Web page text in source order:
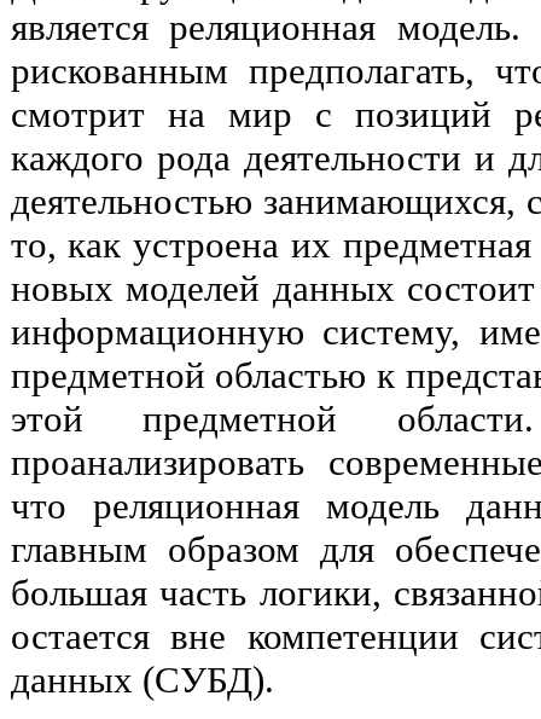
является реляционная
рискованным предполагать,
смотрит на мир с позиций
каждого рода деятельности и
деятельностью занимающихся,
то, как устроена их
новых моделей данных
информационную систему,
предметной областью к
этой предметной
проанализировать
что реляционная модель
главным образом для
большая часть логики,
остается вне компетенции
данных (СУБД).